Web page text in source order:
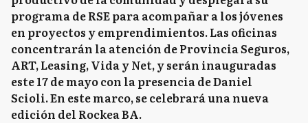
programa de RSE para acompañar a los jóvenes
en proyectos y emprendimientos. Las oficinas
concentrarán la atención de Provincia Seguros,
ART, Leasing, Vida y Net, y serán inauguradas
este 17 de mayo con la presencia de Daniel
Scioli. En este marco, se celebrará una nueva
edición del Rockea BA.